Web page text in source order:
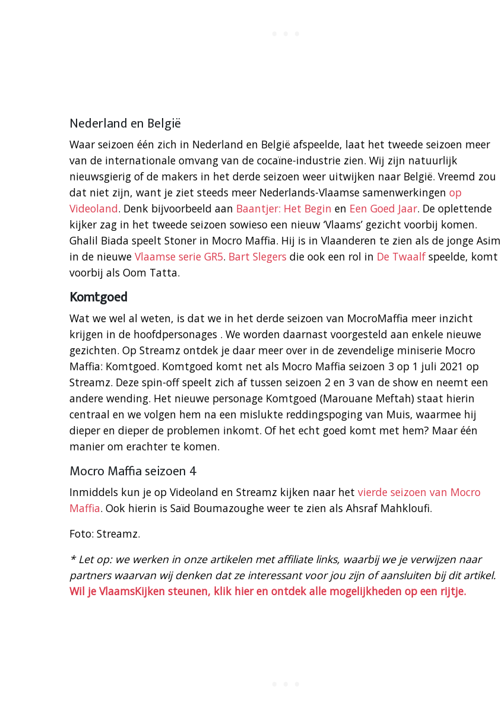
Nederland en België
Waar seizoen één zich in Nederland en België afspeelde, laat het tweede seizoen meer
van de internationale omvang van de cocaïne-industrie zien. Wij zijn natuurlijk
nieuwsgierig of de makers in het derde seizoen weer uitwijken naar België. Vreemd zou
dat niet zijn, want je ziet steeds meer Nederlands-Vlaamse samenwerkingen op
Videoland. Denk bijvoorbeeld aan Baantjer: Het Begin en Een Goed Jaar. De oplettende
kijker zag in het tweede seizoen sowieso een nieuw ‘Vlaams’ gezicht voorbij komen.
Ghalil Biada speelt Stoner in Mocro Maffia. Hij is in Vlaanderen te zien als de jonge Asim
in de nieuwe Vlaamse serie GR5. Bart Slegers die ook een rol in De Twaalfspeelde, komt
voorbij als Oom Tatta.
Komtgoed
Wat we wel al weten, is dat we in het derde seizoen van MocroMaffia meer inzicht
krijgen in de hoofdpersonages . We worden daarnast voorgesteld aan enkele nieuwe
gezichten. Op Streamz ontdek je daar meer over in de zevendelige miniserie Mocro
Maffia: Komtgoed. Komtgoed komt net als Mocro Maffia seizoen 3 op 1 juli 2021 op
Streamz. Deze spin-off speelt zich af tussen seizoen 2 en 3 van de show en neemt een
andere wending. Het nieuwe personage Komtgoed (Marouane Meftah) staat hierin
centraal en we volgen hem na een mislukte reddingspoging van Muis, waarmee hij
dieper en dieper de problemen inkomt. Of het echt goed komt met hem? Maar één
manier om erachter te komen.
Mocro Maffia seizoen 4
Inmiddels kun je op Videoland en Streamz kijken naar het vierde seizoen van Mocro
Maffia. Ook hierin is Saïd Boumazoughe weer te zien als Ahsraf Mahkloufi.
Foto: Streamz.
* Let op: we werken in onze artikelen met affiliate links, waarbij we je verwijzen naar
partners waarvan wij denken dat ze interessant voor jou zijn of aansluiten bij dit artikel.
Wil je VlaamsKijken steunen, klik hier en ontdek alle mogelijkheden op een rijtje.